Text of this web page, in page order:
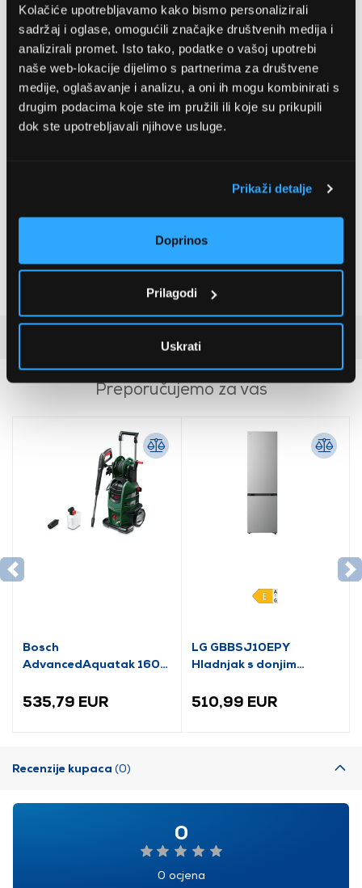
Kolačiće upotrebljavamo kako bismo personalizirali
sadržaj i oglase, omogućili značajke društvenih medija i
analizirali promet. Isto tako, podatke o vašoj upotrebi
naše web-lokacije dijelimo s partnerima za društvene
medije, oglašavanje i analizu, a oni ih mogu kombinirati s
drugim podacima koje ste im pružili ili koje su prikupili
dok ste upotrebljavali njihove usluge.
Prikaži detalje
Doprinos
Prilagodi
Uskrati
Gorenje Magyarország Kft.
www.gorenje.hu
28,3 cm
Visina ugradnje
49 cm
7 cm
Preporučujemo za vas
Bosch
AdvancedAquatak 160
(06008A7800)
535,79 EUR
LG GBBSJ10EPY
Hladnjak s donjim
510,99 EUR
Recenzije kupaca (0)
0
0 ocjena